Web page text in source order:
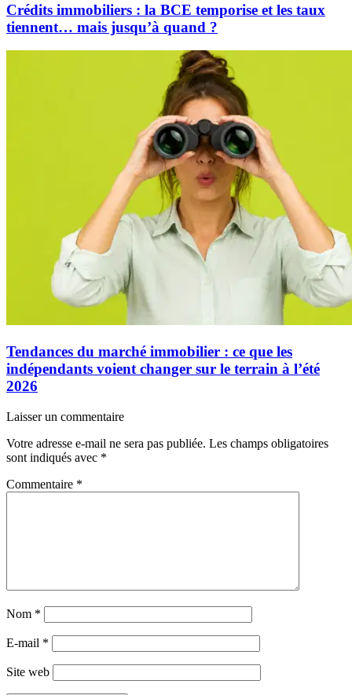
Crédits immobiliers : la BCE temporise et les taux
tiennent… mais jusqu’à quand ?
Tendances du marché immobilier : ce que les
indépendants voient changer sur le terrain à l’été
2026
Laisser un commentaire
Votre adresse e-mail ne sera pas publiée. Les champs obligatoires
sont indiqués avec *
Commentaire *
Nom *
E-mail *
Site web